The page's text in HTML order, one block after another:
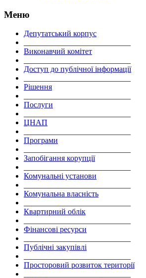
Меню
Депутатський корпус
Виконавчий комітет
Доступ до публічної інформації
Рішення
Послуги
ЦНАП
Програми
Запобігання корупції
Комунальні установи
Комунальна власність
Квартирний облік
Фінансові ресурси
Публічні закупівлі
Просторовий розвиток території